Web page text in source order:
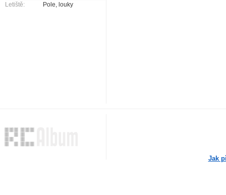
Letiště:
Pole, louky
Jak